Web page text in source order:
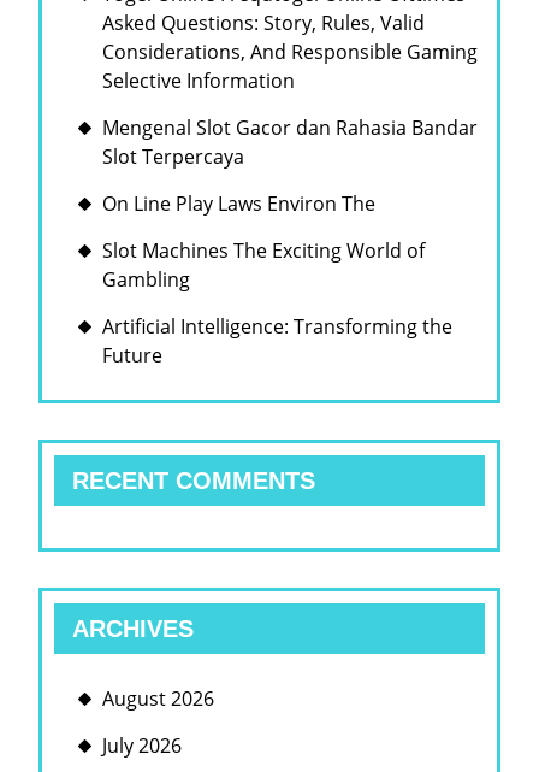
운
준
Asked Questions: Story, Rules, Valid
Considerations, And Responsible Gaming
Selective Information
Mengenal Slot Gacor dan Rahasia Bandar
Slot Terpercaya
On Line Play Laws Environ The
Slot Machines The Exciting World of
Gambling
Artificial Intelligence: Transforming the
Future
RECENT COMMENTS
ARCHIVES
August 2026
July 2026